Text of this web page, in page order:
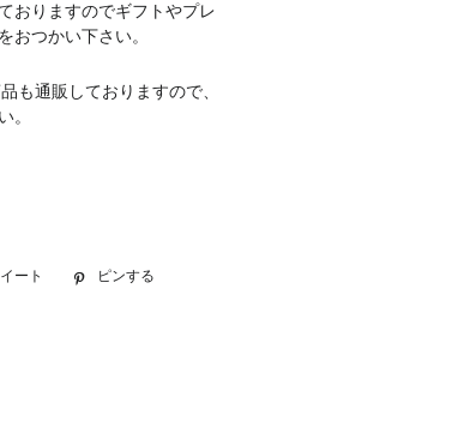
おりますのでギフトやプレ
おつかい下さい。
も通販しておりますので、
ート
Twitter ピンする